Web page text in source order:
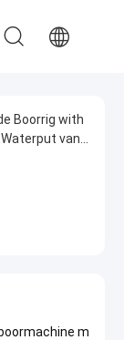
Boorrig with
van
m